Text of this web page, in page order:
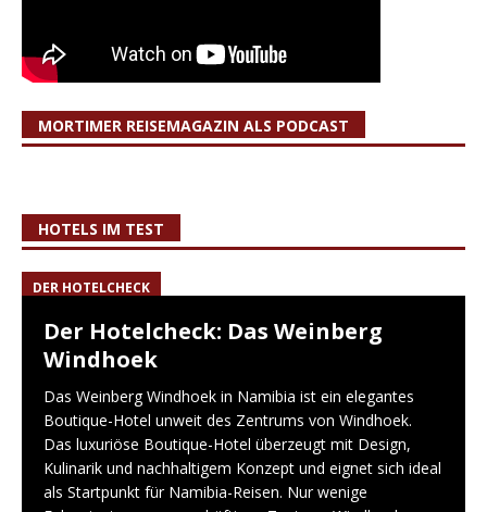
MORTIMER REISEMAGAZIN ALS PODCAST
HOTELS IM TEST
DER HOTELCHECK
Der Hotelcheck: Das Weinberg
Windhoek
Das Weinberg Windhoek in Namibia ist ein elegantes
Boutique-Hotel unweit des Zentrums von Windhoek.
Das luxuriöse Boutique-Hotel überzeugt mit Design,
Kulinarik und nachhaltigem Konzept und eignet sich ideal
als Startpunkt für Namibia-Reisen. Nur wenige